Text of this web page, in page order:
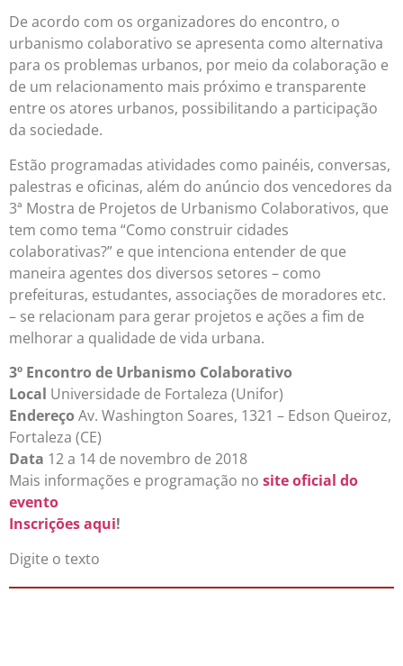
De acordo com os organizadores do encontro, o
urbanismo colaborativo se apresenta como alternativa
para os problemas urbanos, por meio da colaboração e
de um relacionamento mais próximo e transparente
entre os atores urbanos, possibilitando a participação
da sociedade.
Estão programadas atividades como painéis, conversas,
palestras e oficinas, além do anúncio dos vencedores da
3ª Mostra de Projetos de Urbanismo Colaborativos, que
tem como tema “Como construir cidades
colaborativas?” e que intenciona entender de que
maneira agentes dos diversos setores – como
prefeituras, estudantes, associações de moradores etc.
– se relacionam para gerar projetos e ações a fim de
melhorar a qualidade de vida urbana.
3º Encontro de Urbanismo Colaborativo
Local Universidade de Fortaleza (Unifor)
Endereço Av. Washington Soares, 1321 – Edson Queiroz,
Fortaleza (CE)
Data 12 a 14 de novembro de 2018
Mais informações e programação no site oficial do
evento
Inscrições aqui!
Digite o texto